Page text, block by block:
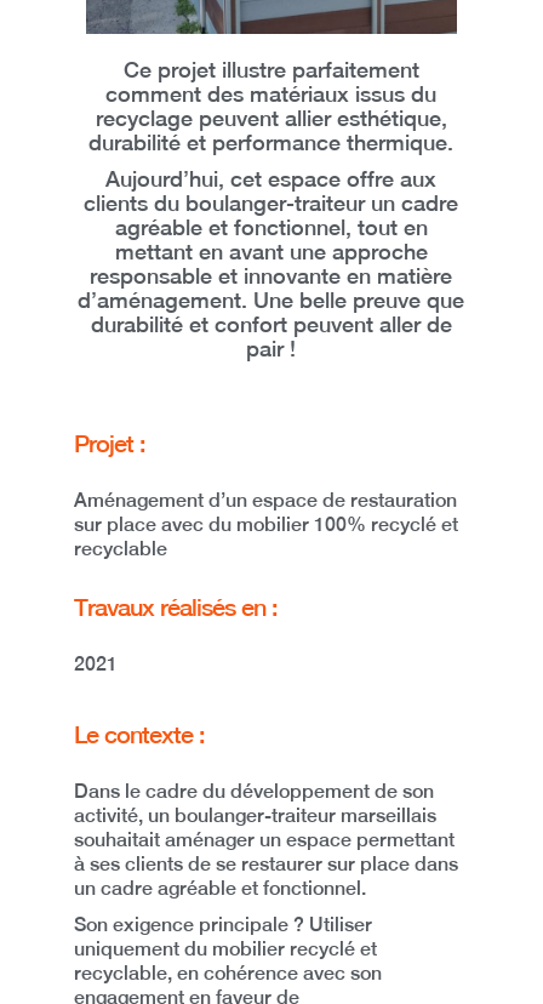
Ce projet illustre parfaitement
commentdes matériaux issus du
recyclage peuvent allier esthétique,
durabilité et performance thermique.
Aujourd’hui, cet espace offre aux
clients du boulanger-traiteur un cadre
agréable et fonctionnel, tout en
mettant en avant une approche
responsable et innovante en matière
d’aménagement. Une belle preuve que
durabilité et confort peuvent aller de
pair !
Projet :
Aménagement d’un espace de restauration
sur place avec du mobilier 100% recyclé et
recyclable
Travaux réalisés en :
2021
Le contexte :
Dans le cadre du développement de son
activité, un boulanger-traiteur marseillais
souhaitait aménager un espace permettant
à ses clients dese restaurer sur place dans
un cadre agréable et fonctionnel.
Son exigence principale ? Utiliser
uniquement du mobilier recyclé et
recyclable, en cohérence avec son
engagement en faveur de